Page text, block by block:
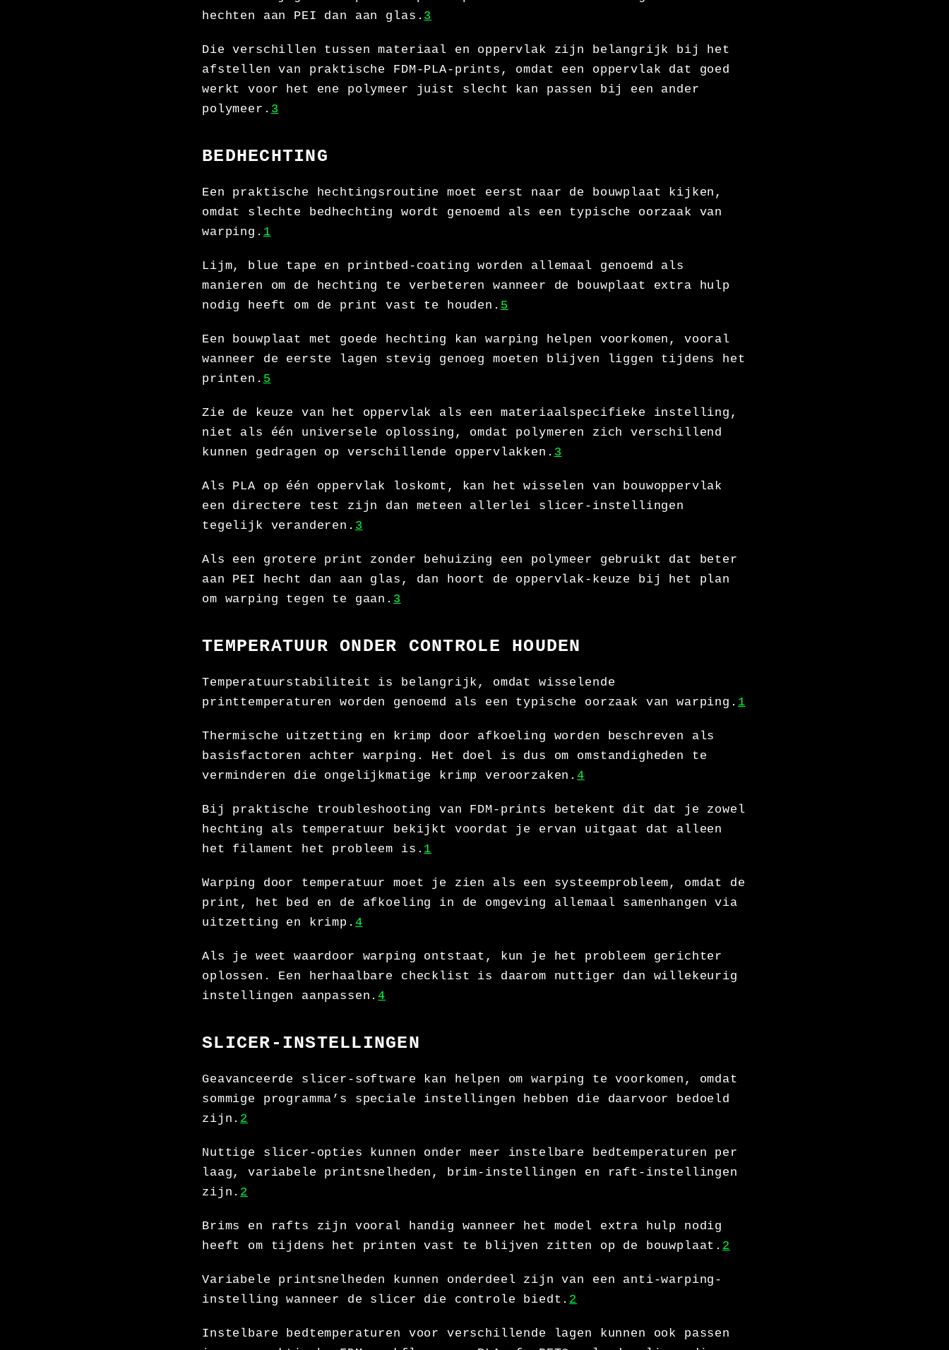
hechten aan PEI dan aan glas. 3
Die verschillen tussen materiaal en oppervlak zijn belangrijk bij het
afstellen van praktische FDM-PLA-prints, omdat een oppervlak dat goed
werkt voor het ene polymeer juist slecht kan passen bij een ander
polymeer. 3
BEDHECHTING
Een praktische hechtingsroutine moet eerst naar de bouwplaat kijken,
omdat slechte bedhechting wordt genoemd als een typische oorzaak van
warping. 1
Lijm, blue tape en printbed-coating worden allemaal genoemd als
manieren om de hechting te verbeteren wanneer de bouwplaat extra hulp
nodig heeft om de print vast te houden. 5
Een bouwplaat met goede hechting kan warping helpen voorkomen, vooral
wanneer de eerste lagen stevig genoeg moeten blijven liggen tijdens het
printen. 5
Zie de keuze van het oppervlak als een materiaalspecifieke instelling,
niet als één universele oplossing, omdat polymeren zich verschillend
kunnen gedragen op verschillende oppervlakken. 3
Als PLA op één oppervlak loskomt, kan het wisselen van bouwoppervlak
een directere test zijn dan meteen allerlei slicer-instellingen
tegelijk veranderen. 3
Als een grotere print zonder behuizing een polymeer gebruikt dat beter
aan PEI hecht dan aan glas, dan hoort de oppervlak-keuze bij het plan
om warping tegen te gaan. 3
TEMPERATUUR ONDER CONTROLE HOUDEN
Temperatuurstabiliteit is belangrijk, omdat wisselende
printtemperaturen worden genoemd als een typische oorzaak van warping. 1
Thermische uitzetting en krimp door afkoeling worden beschreven als
basisfactoren achter warping. Het doel is dus om omstandigheden te
verminderen die ongelijkmatige krimp veroorzaken.4
Bij praktische troubleshooting van FDM-prints betekent dit dat je zowel
hechting als temperatuur bekijkt voordat je ervan uitgaat dat alleen
het filament het probleem is. 1
Warping door temperatuur moet je zien als een systeemprobleem, omdat de
print, het bed en de afkoeling in de omgeving allemaal samenhangen via
uitzetting en krimp. 4
Als je weet waardoor warping ontstaat, kun je het probleem gerichter
oplossen. Een herhaalbare checklist is daarom nuttiger dan willekeurig
instellingen aanpassen.4
SLICER-INSTELLINGEN
Geavanceerde slicer-software kan helpen om warping te voorkomen, omdat
sommige programma’s speciale instellingen hebben die daarvoor bedoeld
zijn. 2
Nuttige slicer-opties kunnen onder meer instelbare bedtemperaturen per
laag, variabele printsnelheden, brim-instellingen en raft-instellingen
zijn. 2
Brims en rafts zijn vooral handig wanneer het model extra hulp nodig
heeft om tijdens het printen vast te blijven zitten op de bouwplaat. 2
Variabele printsnelheden kunnen onderdeel zijn van een anti-warping-
instelling wanneer de slicer die controle biedt. 2
Instelbare bedtemperaturen voor verschillende lagen kunnen ook passen